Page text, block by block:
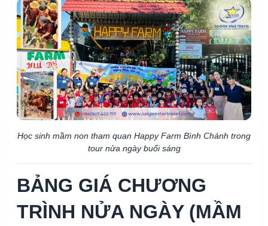
Học sinh mầm non tham quan Happy Farm Bình Chánh trong
tour nửa ngày buổi sáng
BẢNG GIÁ CHƯƠNG
TRÌNH NỬA NGÀY (MẦM